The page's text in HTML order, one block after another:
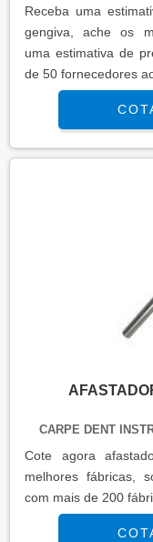
Receba uma
gengiva, ache os
uma estimativa de
de 50 fornecedores
CARPE DENT
Cote agora
melhores fábricas,
com mais de 200